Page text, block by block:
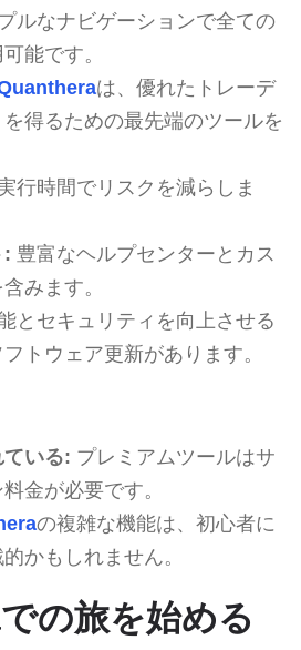
ルなナビゲーションで全ての
能です。
は、優れたトレーデ
得るための最先端のツールを
行時間でリスクを減らしま
: 豊富なヘルプセンターとカス
みます。
とセキュリティを向上させる
トウェア更新があります。
いる: プレミアムツールはサ
金が必要です。
の複雑な機能は、初心者に
かもしれません。
の旅を始める